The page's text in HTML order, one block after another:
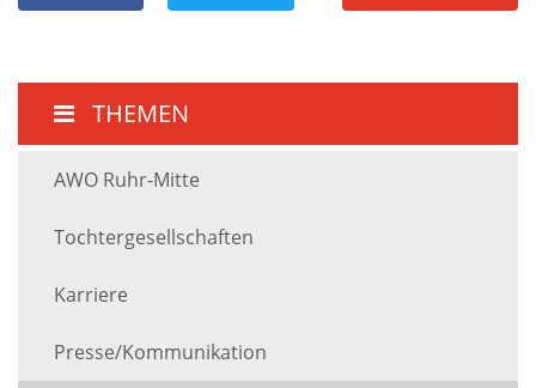
THEMEN
AWO Ruhr-Mitte
Tochtergesellschaften
Karriere
Presse/Kommunikation